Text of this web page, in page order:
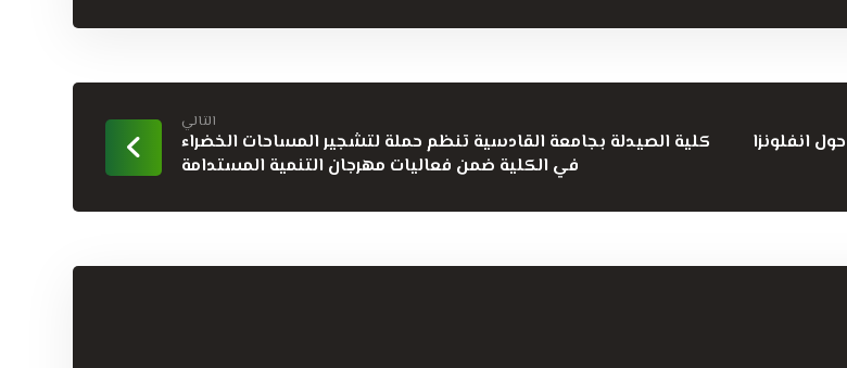
انفلونزا
التالي
كلية الصيدلة بجامعة القادسية تنظم حملة لتشجير المساحات الخضراء
في الكلية ضمن فعاليات مهرجان التنمية المستدامة